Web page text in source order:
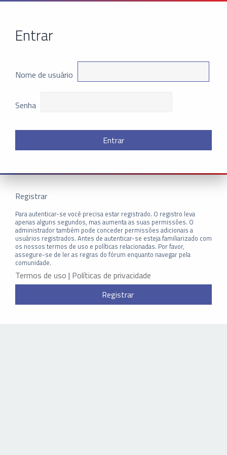
Entrar
Nome de usuário
Senha
Registrar
Para autenticar-se você precisa estar registrado. O registro leva
apenas alguns segundos, mas aumenta as suas permissões. O
administrador também pode conceder permissões adicionais a
usuários registrados. Antes de autenticar-se esteja familiarizado com
os nossos termos de uso e políticas relacionadas. Por favor,
assegure-se de ler as regras do fórum enquanto navegar pela
comunidade.
Termos de uso | Políticas de privacidade
Registrar